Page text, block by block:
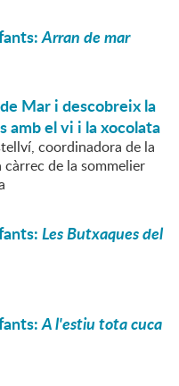
Arran de mar
Mar i descobreix la
amb el vi i la xocolata
coordinadora de la
de la sommelier
Les Butxaques del
A l'estiu tota cuca